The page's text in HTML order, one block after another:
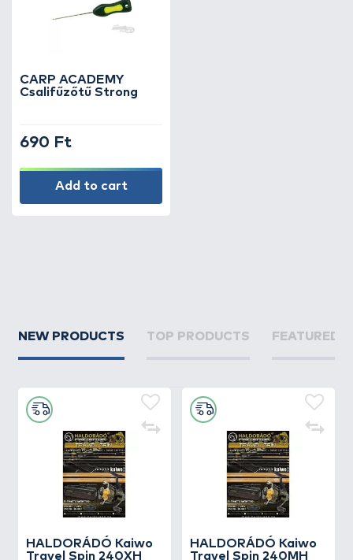
CARP ACADEMY
Csalifűzőtű Strong
690 Ft
Add to cart
NEW PRODUCTS TOP PRODUCTS FEATURED
HALDORÁDÓ Kaiwo
Travel Spin 240XH
HALDORÁDÓ Kaiwo
Travel Spin 240MH